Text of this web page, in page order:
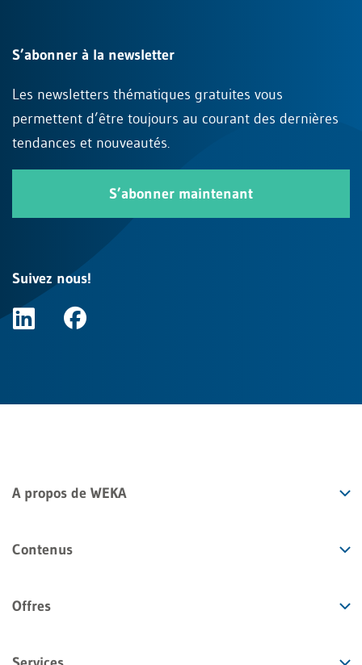
S’abonner à la newsletter
Les newsletters thématiques gratuites vous
permettent d’être toujours au courant des dernières
tendances et nouveautés.
S’abonner maintenant
Suivez nous!
A propos de WEKA
Contenus
Offres